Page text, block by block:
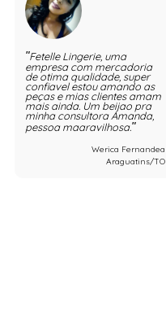
Fetelle Lingerie, uma
empresa com mercadoria
de otima qualidade, super
confiavel estou amando as
peças e mias clientes amam
mais ainda. Um beijao pra
minha consultora Amanda,
pessoa maaravilhosa.
Werica Fernandea
Araguatins/TO